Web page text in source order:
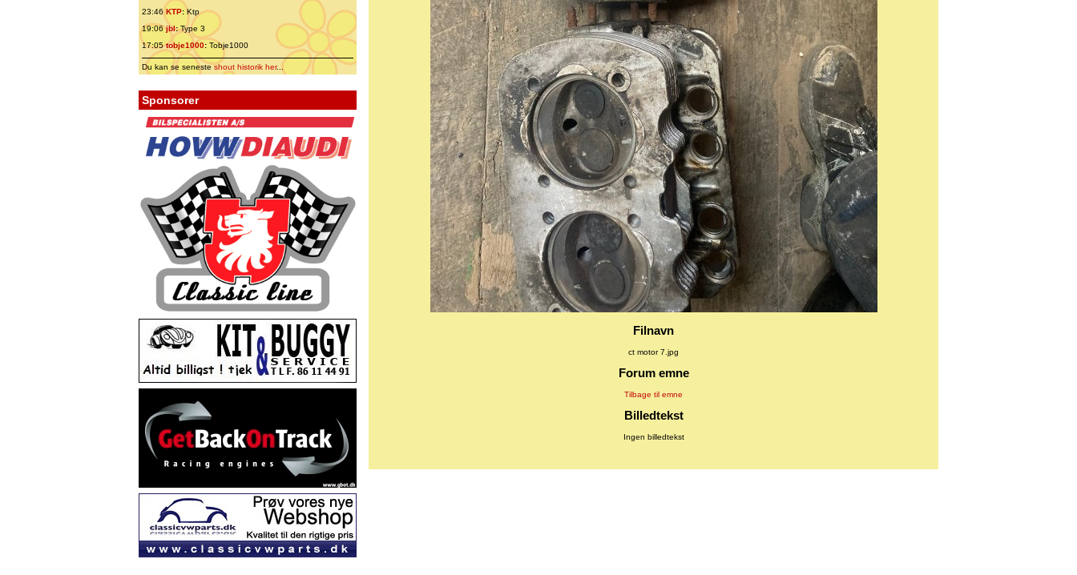
23:46 KTP:Ktp
19:06jbl:Type 3
17:05tobje1000: Tobje1000
Du kan se senesteshout historik her...
Sponsorer
Filnavn
ct motor 7.jpg
Forum emne
Tilbage til emne
Billedtekst
Ingen billedtekst